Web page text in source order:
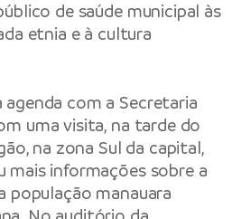
de saúde municipal às
etnia e à cultura
com a Secretaria
uma visita, na tarde do
na zona Sul da capital,
mais informações sobre a
população manauara